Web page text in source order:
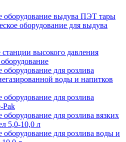
оборудование выдува ПЭТ тары
оборудование для выдува
высокого давления
оборудование для розлива
воды и напитков
оборудование для розлива
Pak
оборудование для розлива вязких
5,0-10,0 л
оборудование для розлива воды и